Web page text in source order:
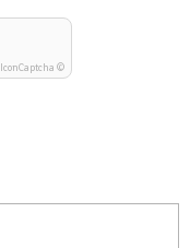
IconCaptcha ©